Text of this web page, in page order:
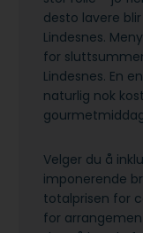
desto lavere
Lindesnes.
for
Lindesnes. En
naturlig nok
Velger du å
imponerende
totalprisen for
for